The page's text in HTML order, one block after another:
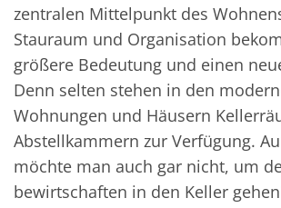
zentralen Mittelpunkt des
Stauraum und Organisation
größere Bedeutung und einen
Denn selten stehen in den
Wohnungen und Häusern
Abstellkammern zur Verfügung.
möchte man auch gar nicht, um
bewirtschaften in den Keller